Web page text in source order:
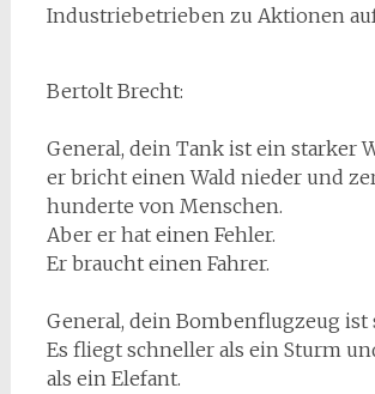
Industriebetrieben zu Aktionen
Bertolt Brecht:
General, dein Tank ist ein starker
er bricht einen Wald nieder und
hunderte von Menschen.
Aber er hat einen Fehler.
Er braucht einen Fahrer.
General, dein Bombenflugzeug ist
Es fliegt schneller als ein Sturm
als ein Elefant.